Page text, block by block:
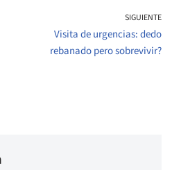
SIGUIENTE
Visita de urgencias: dedo
rebanado pero sobrevivir?